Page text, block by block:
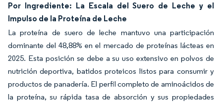
Por Ingrediente: La Escala del Suero de Leche y el
Impulso de la Proteína de Leche
La proteína de suero de leche mantuvo una participación
dominante del 48,88% en el mercado de proteínas lácteas en
2025. Esta posición se debe a su uso extensivo en polvos de
nutrición deportiva, batidos proteicos listos para consumir y
productos de panadería. El perfil completo de aminoácidos de
la proteína, su rápida tasa de absorción y sus propiedades